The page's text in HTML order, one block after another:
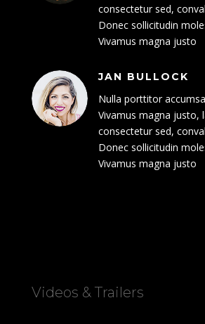
consectetur sed,
Donec sollicitudin
Vivamus magna justo
JAN BULLOCK
Nulla porttitor
Vivamus magna justo,
consectetur sed,
Donec sollicitudin
Vivamus magna justo
Videos & Trailers